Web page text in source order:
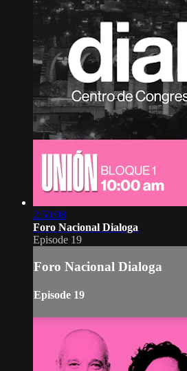
2:50:08
Foro Nacional Dialoga
Episode 19
Foro Nacional Dialoga
Episode 19